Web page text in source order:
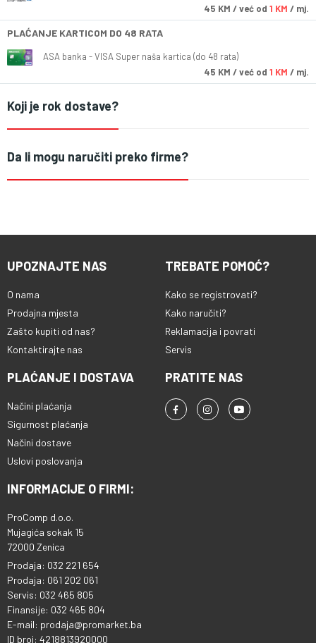
45 KM / već od 1 KM / mj.
PLAĆANJE KARTICOM DO 48 RATA
ASA banka - VISA Super naša kartica (do 48 rata)
45 KM / već od 1 KM / mj.
Koji je rok dostave?
Da li mogu naručiti preko firme?
UPOZNAJTE NAS
O nama
Prodajna mjesta
Zašto kupiti od nas?
Kontaktirajte nas
TREBATE POMOĆ?
Kako se registrovati?
Kako naručiti?
Reklamacija i povrati
Servis
PLAĆANJE I DOSTAVA
Načini plaćanja
Sigurnost plaćanja
Načini dostave
Uslovi poslovanja
PRATITE NAS
INFORMACIJE O FIRMI:
ProComp d.o.o.
Mujagića sokak 15
72000 Zenica
Prodaja: 032 221 654
Prodaja: 061 202 061
Servis: 032 465 805
Finansije: 032 465 804
E-mail: prodaja@promarket.ba
ID broj: 4218813920000